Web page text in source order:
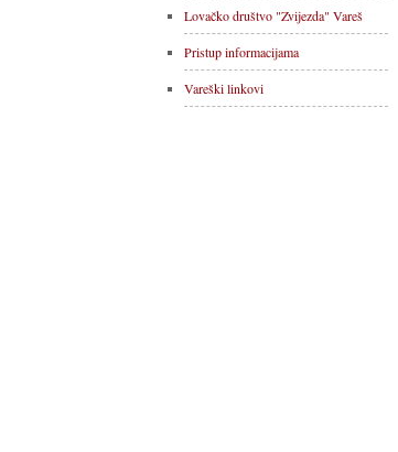
Lovačko društvo "Zvijezda" Vareš
Pristup informacijama
Vareški linkovi